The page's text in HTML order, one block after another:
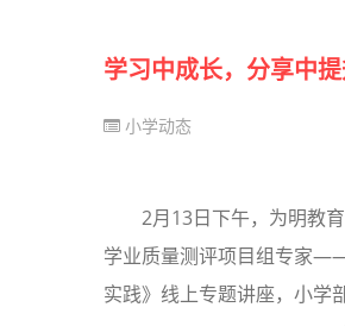
学习中成长，分享中
小学动态
2月13日下午，为明教
学业质量测评项目组专家
实践》线上专题讲座，小学